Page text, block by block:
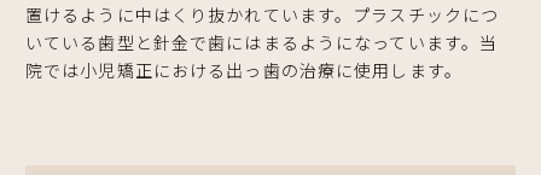
置けるように中はくり抜かれています。プラスチックにつ
いている歯型と針金で歯にはまるようになっています。当
院では小児矯正における出っ歯の治療に使用します。